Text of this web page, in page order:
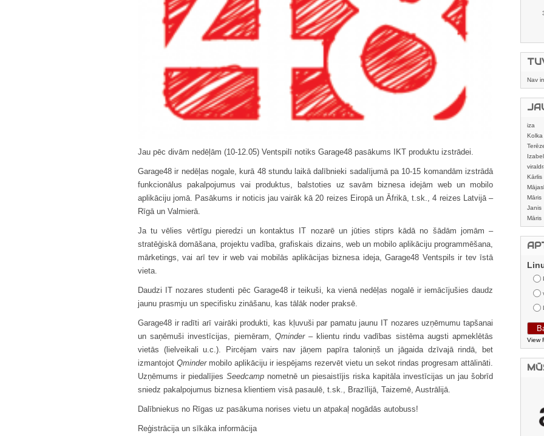
Jau pēc divām nedēļām (10-12.05) Ventspilī notiks Garage48 pasākums IKT produktu izstrādei.
Garage48 ir nedēļas nogale, kurā 48 stundu laikā dalībnieki sadalījumā pa 10-15 komandām izstrādā
funkcionālus pakalpojumus vai produktus, balstoties uz savām biznesa idejām web un mobilo
aplikāciju jomā. Pasākums ir noticis jau vairāk kā 20 reizes Eiropā un Āfrikā, t.sk., 4 reizes Latvijā –
Rīgā un Valmierā.
Ja tu vēlies vērtīgu pieredzi un kontaktus IT nozarē un jūties stiprs kādā no šādām jomām –
stratēģiskā domāšana, projektu vadība, grafiskais dizains, web un mobilo aplikāciju programmēšana,
mārketings, vai arī tev ir web vai mobilās aplikācijas biznesa ideja, Garage48 Ventspils ir tev īstā
vieta.
Daudzi IT nozares studenti pēc Garage48 ir teikuši, ka vienā nedēļas nogalē ir iemācījušies daudz
jaunu prasmju un specifisku zināšanu, kas tālāk noder praksē.
Garage48 ir radīti arī vairāki produkti, kas kļuvuši par pamatu jaunu IT nozares uzņēmumu tapšanai
un saņēmuši investīcijas, piemēram, Qminder– klientu rindu vadības sistēma augsti apmeklētās
vietās (lielveikali u.c.). Pircējam vairs nav jāņem papīra taloniņš un jāgaida dzīvajā rindā, bet
izmantojot Qminder mobilo aplikāciju ir iespējams rezervēt vietu un sekot rindas progresam attālināti.
Uzņēmums ir piedalījies Seedcamp nometnē un piesaistījis riska kapitāla investīcijas un jau šobrīd
sniedz pakalpojumus biznesa klientiem visā pasaulē, t.sk., Brazīlijā, Taizemē, Austrālijā.
Dalībniekus no Rīgas uz pasākuma norises vietu un atpakaļ nogādās autobuss!
Reģistrācija un sīkāka informācija
Nav
iza
Kolka
Kārlis
Māris
Janis
Māris
View